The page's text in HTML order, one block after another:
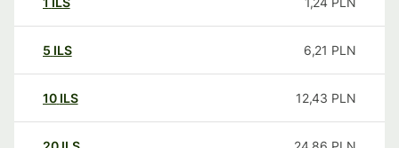
5 ILS 6,21 PLN
10 ILS 12,43 PLN